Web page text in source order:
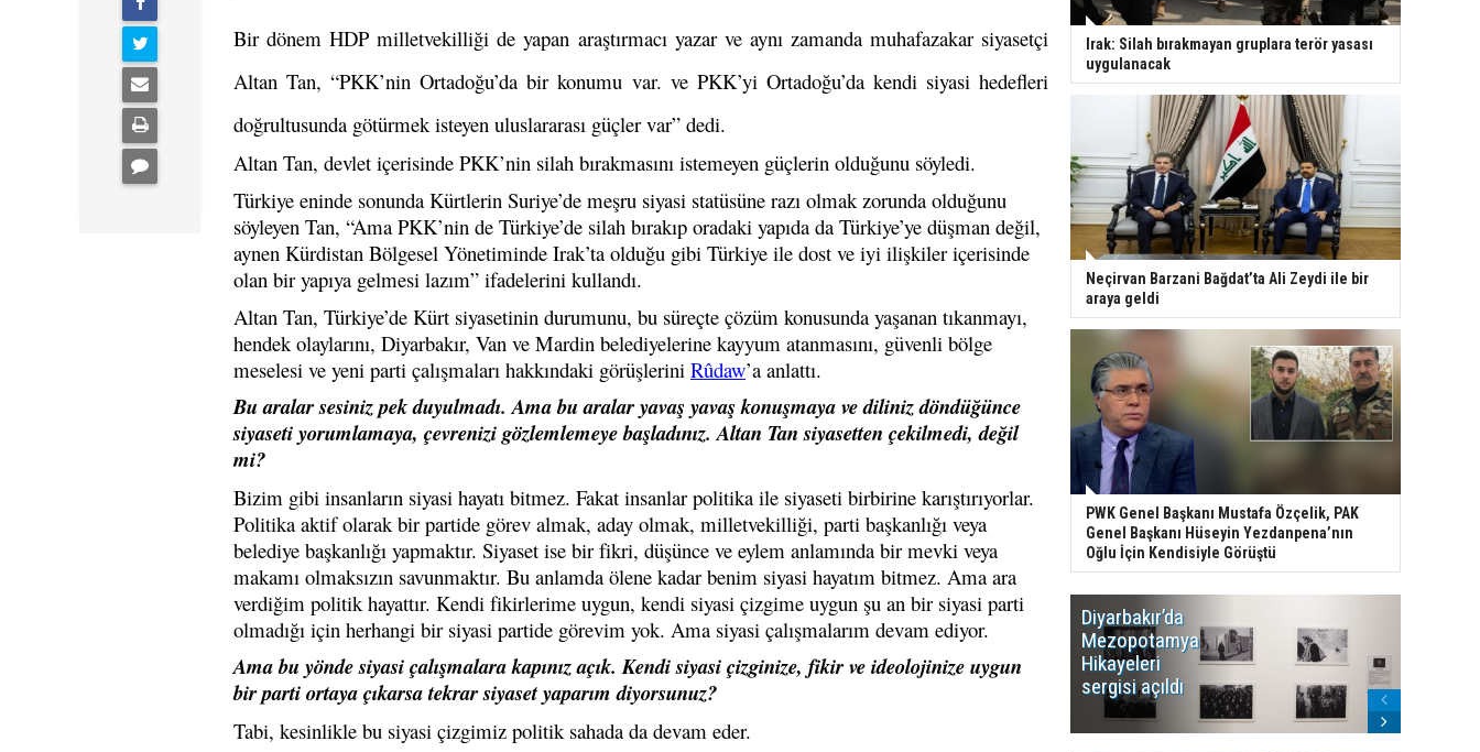
Bir dönem HDP milletvekilliği de yapan araştırmacı yazar ve aynı zamanda muhafazakar siyasetçi
Altan Tan, “PKK’nin Ortadoğu’da bir konumu var. ve PKK’yi Ortadoğu’da kendi siyasi hedefleri
doğrultusunda götürmek isteyen uluslararası güçler var” dedi.
Altan Tan, devlet içerisinde PKK’nin silah bırakmasını istemeyen güçlerin olduğunu söyledi.
Türkiye eninde sonunda Kürtlerin Suriye’de meşru siyasi statüsüne razı olmak zorunda olduğunu
söyleyen Tan, “Ama PKK’nin de Türkiye’de silah bırakıp oradaki yapıda da Türkiye’ye düşman değil,
aynen Kürdistan Bölgesel Yönetiminde Irak’ta olduğu gibi Türkiye ile dost ve iyi ilişkiler içerisinde
olan bir yapıya gelmesi lazım” ifadelerini kullandı.
Altan Tan, Türkiye’de Kürt siyasetinin durumunu, bu süreçte çözüm konusunda yaşanan tıkanmayı,
hendek olaylarını, Diyarbakır, Van ve Mardin belediyelerine kayyum atanmasını, güvenli bölge
meselesi ve yeni parti çalışmaları hakkındaki görüşlerini Rûdaw’a anlattı.
Bu aralar sesiniz pek duyulmadı. Ama bu aralar yavaş yavaş konuşmaya ve diliniz döndüğünce
siyaseti yorumlamaya, çevrenizi gözlemlemeye başladınız. Altan Tan siyasetten çekilmedi, değil
mi?
Bizim gibi insanların siyasi hayatı bitmez. Fakat insanlar politika ile siyaseti birbirine karıştırıyorlar.
Politika aktif olarak bir partide görev almak, aday olmak, milletvekilliği, parti başkanlığı veya
belediye başkanlığı yapmaktır. Siyaset ise bir fikri, düşünce ve eylem anlamında bir mevki veya
makamı olmaksızın savunmaktır. Bu anlamda ölene kadar benim siyasi hayatım bitmez. Ama ara
verdiğim politik hayattır. Kendi fikirlerime uygun, kendi siyasi çizgime uygun şu an bir siyasi parti
olmadığı için herhangi bir siyasi partide görevim yok. Ama siyasi çalışmalarım devam ediyor.
Ama bu yönde siyasi çalışmalara kapınız açık. Kendi siyasi çizginize, fikir ve ideolojinize uygun
bir parti ortaya çıkarsa tekrar siyaset yaparım diyorsunuz?
Tabi, kesinlikle bu siyasi çizgimiz politik sahada da devam eder.
Irak: Silah bırakmayan gruplara terör yasası
uygulanacak
Neçirvan Barzani Bağdat’ta Ali Zeydi ile bir
araya geldi
PWK Genel Başkanı Mustafa Özçelik, PAK
Genel Başkanı Hüseyin Yezdanpena’nın
Oğlu İçin Kendisiyle Görüştü
Diyarbakır’da
Mezopotamya
Hikayeleri
sergisi açıldı